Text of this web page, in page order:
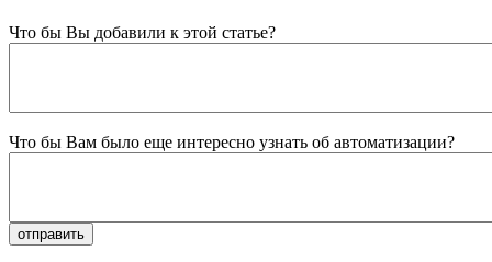
Что бы Вы добавили к этой статье?
Что бы Вам было еще интересно узнать об автоматизации?